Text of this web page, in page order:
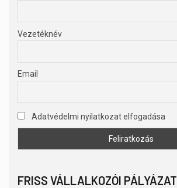
Vezetéknév
Email
Adatvédelmi nyilatkozat elfogadása
FRISS VÁLLALKOZÓI PÁLYÁZAT